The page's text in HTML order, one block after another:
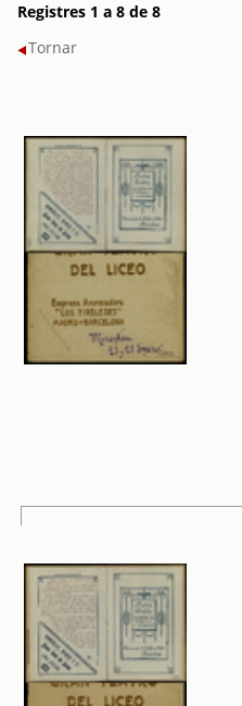
Registres 1 a 8 de 8
Tornar